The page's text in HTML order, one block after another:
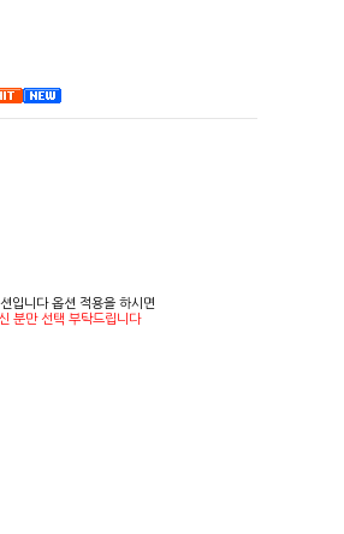
입니다 옵션 적용을 하시면
분만 선택 부탁드립니다